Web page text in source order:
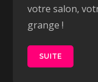
votre salon,
grange !
SUITE